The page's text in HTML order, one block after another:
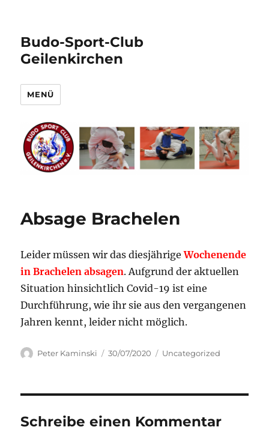
Budo-Sport-Club
Geilenkirchen
MENÜ
Absage Brachelen
Leider müssen wir das diesjährigeWochenende
in Brachelen absagen. Aufgrund der aktuellen
Situation hinsichtlich Covid-19 ist eine
Durchführung, wie ihr sie aus den vergangenen
Jahren kennt, leider nicht möglich.
Autor
Peter Kaminski
Veröffentlicht
30/07/2020 Kategorien
Uncategorized
Schreibe einen Kommentar